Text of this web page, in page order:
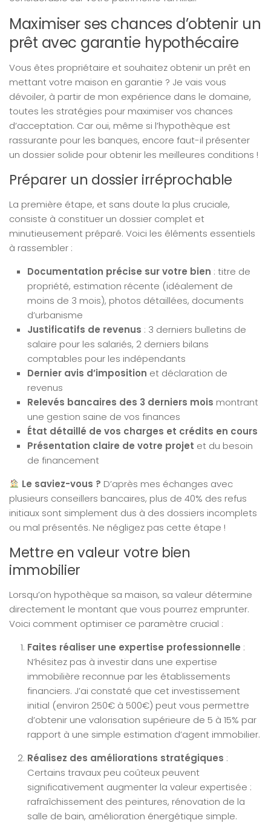
Maximiser ses chances d’obtenir un
prêt avec garantie hypothécaire
Vous êtes propriétaire et souhaitez obtenir un prêt en
mettant votre maison en garantie ? Je vais vous
dévoiler, à partir de mon expérience dans le domaine,
toutes les stratégies pour maximiser vos chances
d’acceptation. Car oui, même si l’hypothèque est
rassurante pour les banques, encore faut-il présenter
un dossier solide pour obtenir les meilleures conditions !
Préparer un dossier irréprochable
La première étape, et sans doute la plus cruciale,
consiste à constituer un dossier complet et
minutieusement préparé. Voici les éléments essentiels
à rassembler :
Documentation précise sur votre bien : titre de
propriété, estimation récente (idéalement de
moins de 3 mois), photos détaillées, documents
d’urbanisme
Justificatifs de revenus : 3 derniers bulletins de
salaire pour les salariés, 2 derniers bilans
comptables pour les indépendants
Dernier avis d’imposition et déclaration de
revenus
Relevés bancaires des 3 derniers mois montrant
une gestion saine de vos finances
État détaillé de vos charges et crédits en cours
Présentation claire de votre projet et du besoin
de financement
Le saviez-vous ? D’après mes échanges avec
plusieurs conseillers bancaires, plus de 40% des refus
initiaux sont simplement dus à des dossiers incomplets
ou mal présentés. Ne négligez pas cette étape !
Mettre en valeur votre bien
immobilier
Lorsqu’on hypothèque sa maison, sa valeur détermine
directement le montant que vous pourrez emprunter.
Voici comment optimiser ce paramètre crucial :
Faites réaliser une expertise professionnelle :
N’hésitez pas à investir dans une expertise
immobilière reconnue par les établissements
financiers. J’ai constaté que cet investissement
initial (environ 250€ à 500€) peut vous permettre
d’obtenir une valorisation supérieure de 5 à 15% par
rapport à une simple estimation d’agent immobilier.
Réalisez des améliorations stratégiques :
Certains travaux peu coûteux peuvent
significativement augmenter la valeur expertisée :
rafraîchissement des peintures, rénovation de la
salle de bain, amélioration énergétique simple.